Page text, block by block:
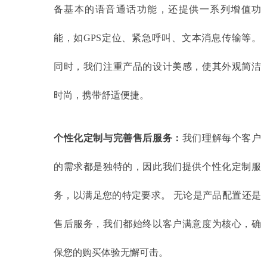
备基本的语音通话功能，还提供一系列增值功
能，如GPS定位、紧急呼叫、文本消息传输等。
同时，我们注重产品的设计美感，使其外观简洁
时尚，携带舒适便捷。
个性化定制与完善售后服务： 我们理解每个客户
的需求都是独特的，因此我们提供个性化定制服
务，以满足您的特定要求。 无论是产品配置还是
售后服务，我们都始终以客户满意度为核心，确
保您的购买体验无懈可击。